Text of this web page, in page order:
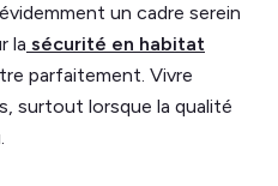
un cadre serein
la sécurité en habitat
parfaitement. Vivre
surtout lorsque la qualité